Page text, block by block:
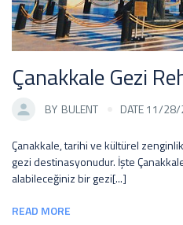
Çanakkale Gezi
BY BULENT DATE 11/
Çanakkale, tarihi ve kültürel
gezi destinasyonudur. İşte
alabileceğiniz bir gezi[...]
READ MORE